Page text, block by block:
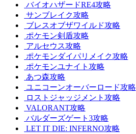
バイオハザードRE4攻略
サンブレイク攻略
ブレスオブザワイルド攻略
ポケモン剣盾攻略
アルセウス攻略
ポケモンダイパリメイク攻略
ポケモンユナイト攻略
あつ森攻略
ユニコーンオーバーロード攻略
ロストジャッジメント攻略
VALORANT攻略
バルダーズゲート3攻略
LET IT DIE: INFERNO攻略